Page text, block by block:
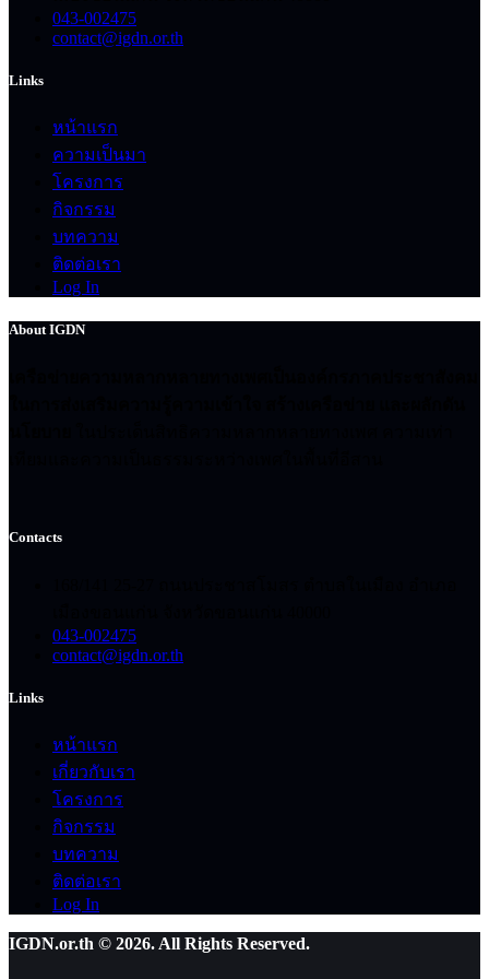
043-002475
contact@igdn.or.th
Links
หน้าแรก
ความเป็นมา
โครงการ
กิจกรรม
บทความ
ติดต่อเรา
Log In
About IGDN
Contacts
043-002475
contact@igdn.or.th
Links
หน้าแรก
เกี่ยวกับเรา
โครงการ
กิจกรรม
บทความ
ติดต่อเรา
Log In
IGDN.or.th © 2026. All Rights Reserved.